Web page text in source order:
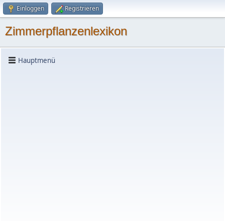
Einloggen Registrieren
Zimmerpflanzenlexikon
Hauptmenü